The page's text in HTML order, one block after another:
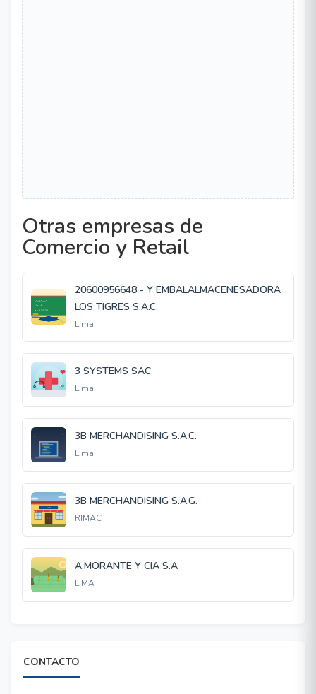
Otras empresas de
Comercio y Retail
20600956648 - Y EMBALALMACENESADORA
LOS TIGRES S.A.C.
Lima
3 SYSTEMS SAC.
Lima
3B MERCHANDISING S.A.C.
Lima
3B MERCHANDISING S.A.G.
RIMAC
A.MORANTE Y CIA S.A
LIMA
CONTACTO